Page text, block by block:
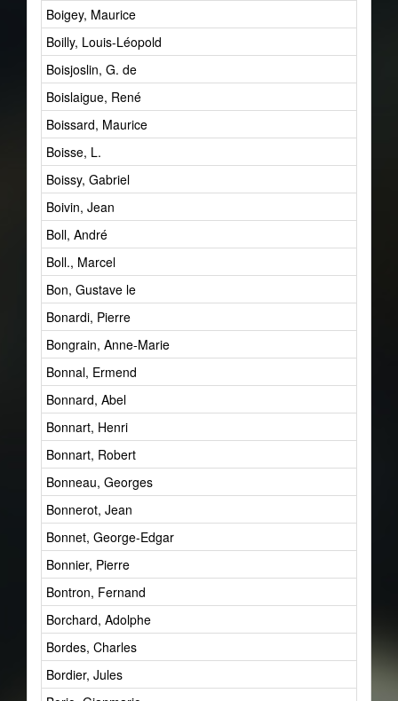
Boigey, Maurice
Boilly, Louis-Léopold
Boisjoslin, G. de
Boislaigue, René
Boissard, Maurice
Boisse, L.
Boissy, Gabriel
Boivin, Jean
Boll, André
Boll., Marcel
Bon, Gustave le
Bonardi, Pierre
Bongrain, Anne-Marie
Bonnal, Ermend
Bonnard, Abel
Bonnart, Henri
Bonnart, Robert
Bonneau, Georges
Bonnerot, Jean
Bonnet, George-Edgar
Bonnier, Pierre
Bontron, Fernand
Borchard, Adolphe
Bordes, Charles
Bordier, Jules